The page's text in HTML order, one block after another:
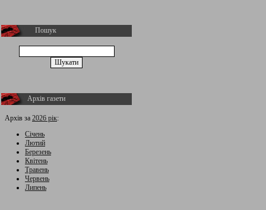
Пошук
Архів газети
Архів за 2026 рік:
Січень
Лютий
Березень
Квітень
Травень
Червень
Липень